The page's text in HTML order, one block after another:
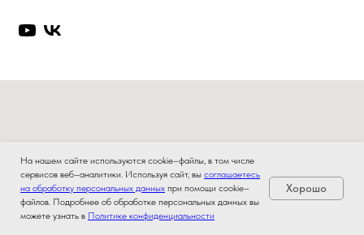
На нашем сайте используются cookie–файлы, в том числе
сервисов веб–аналитики. Используя сайт, вы соглашаетесь
на обработку персональных данных при помощи cookie–
файлов. Подробнее об обработке персональных данных вы
можете узнать в Политике конфиденциальности
Хорошо